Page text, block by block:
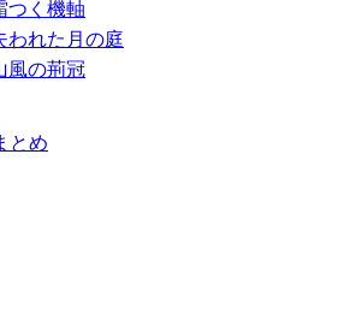
つく機軸
われた月の庭
風の荊冠
とめ